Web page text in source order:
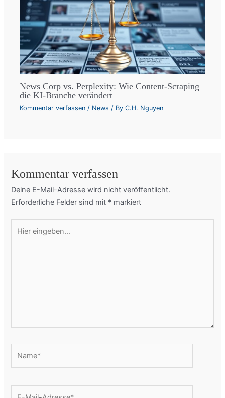
News Corp vs. Perplexity: Wie Content-Scraping
die KI-Branche verändert
Kommentar verfassen / News / ByC.H. Nguyen
Kommentar verfassen
Deine E-Mail-Adresse wird nicht veröffentlicht.
Erforderliche Felder sind mit * markiert
eingeben…